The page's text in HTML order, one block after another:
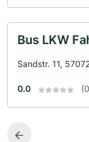
Bus LKW
Sandstr. 11,
0.0